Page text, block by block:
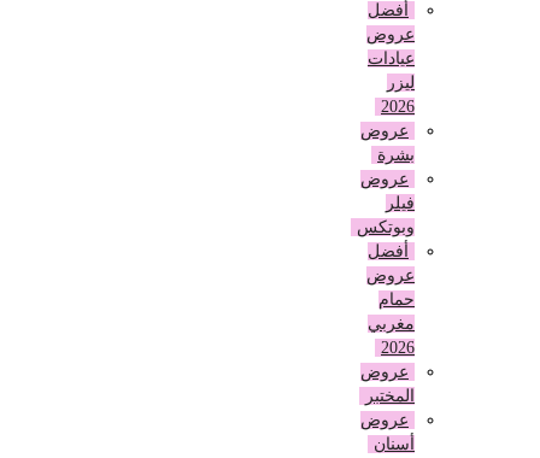
أفضل
عروض
عيادات
عروض
بشرة
عروض
وبوتكس
أفضل
عروض
حمام
مغربي
عروض
المختبر
عروض
أسنان